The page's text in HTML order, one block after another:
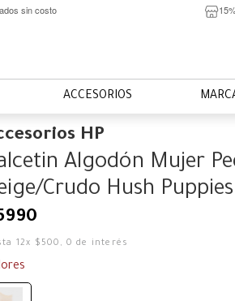
sin costo
ACCESORIOS
HP
Algodón Mujer
Crudo Hush Puppies
12x $ 500 , 0 de interés